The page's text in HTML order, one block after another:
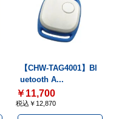
【CHW-TAG4001】Bl
uetooth A...
￥11,700
税込￥12,870